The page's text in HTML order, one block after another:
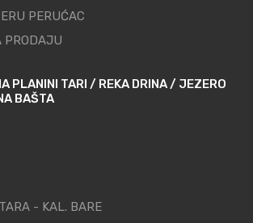
PERUĆAC
PRODAJU
PLANINI TARI / REKA DRINA / JEZERO
BAŠTA
- KAL. BARE